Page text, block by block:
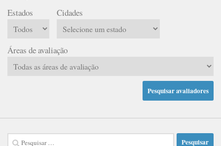
Estados Cidades
Áreas de avaliação
Pesquisar